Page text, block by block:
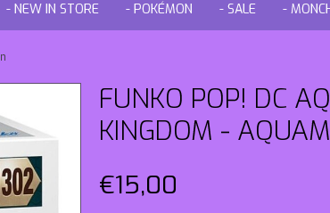
- NEW IN STORE - POKÉMON - SALE -
FUNKO POP! DC
KINGDOM -
€15,00